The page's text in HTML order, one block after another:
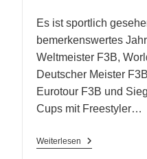
Es ist sportlich
bemerkenswertes
Weltmeister F3B,
Deutscher Meister
Eurotour F3B und
Cups mit Freestyler…
Weiterlesen
Erfolgreiches
Jahr